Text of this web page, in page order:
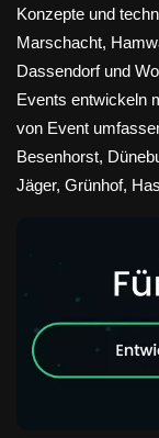
Konzepte und
Marschacht,
Dassendorf und
Events entwickeln
von Event
Besenhorst,
Jäger, Grünhof,